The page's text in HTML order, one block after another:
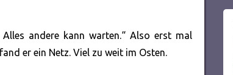
andere kann warten.“ Also erst mal
er ein Netz. Viel zu weit im Osten.